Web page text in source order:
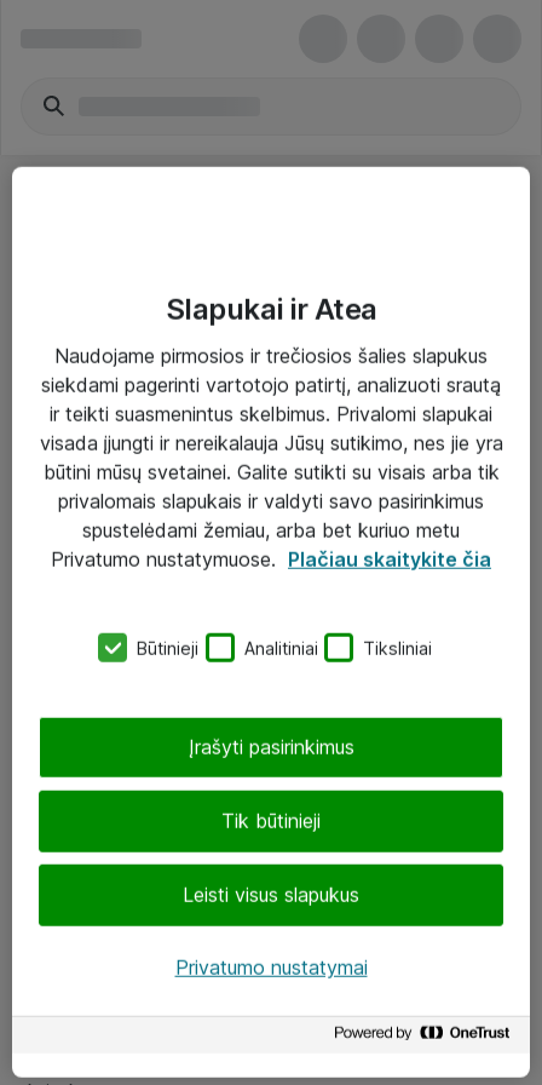
Paslaugos
Sprendimai
Įgyvendinti projektai
Atea ekspertų patarimai verslui
eShop@atea.lt
LinkedIn
Slapukai ir Atea
Naudojame pirmosios ir trečiosios šalies slapukus
siekdami pagerinti vartotojo patirtį, analizuoti srautą
ir teikti suasmenintus skelbimus. Privalomi slapukai
visada įjungti ir nereikalauja Jūsų sutikimo, nes jie yra
būtini mūsų svetainei. Galite sutikti su visais arba tik
privalomais slapukais ir valdyti savo pasirinkimus
spustelėdami žemiau, arba bet kuriuo metu
Privatumo nustatymuose. Plačiau skaitykite čia
Būtinieji Analitiniai Tiksliniai
Tik būtinieji
Leisti visus slapukus
Įrašyti pasirinkimus
Privatumo nustatymai